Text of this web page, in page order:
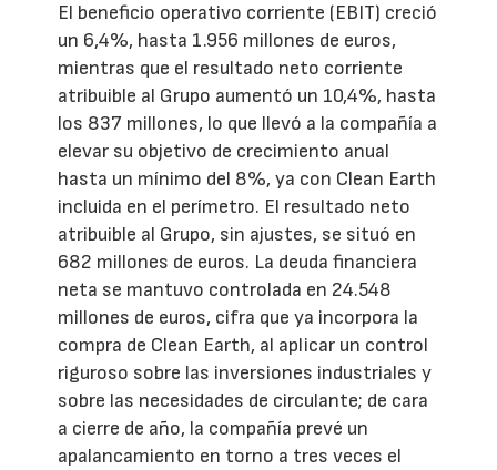
El beneficio operativo corriente (EBIT) creció
un 6,4%, hasta 1.956 millones de euros,
mientras que el resultado neto corriente
atribuible al Grupo aumentó un 10,4%, hasta
los 837 millones, lo que llevó a la compañía a
elevar su objetivo de crecimiento anual
hasta un mínimo del 8%, ya con Clean Earth
incluida en el perímetro. El resultado neto
atribuible al Grupo, sin ajustes, se situó en
682 millones de euros. La deuda financiera
neta se mantuvo controlada en 24.548
millones de euros, cifra que ya incorpora la
compra de Clean Earth, al aplicar un control
riguroso sobre las inversiones industriales y
sobre las necesidades de circulante; de cara
a cierre de año, la compañía prevé un
apalancamiento en torno a tres veces el